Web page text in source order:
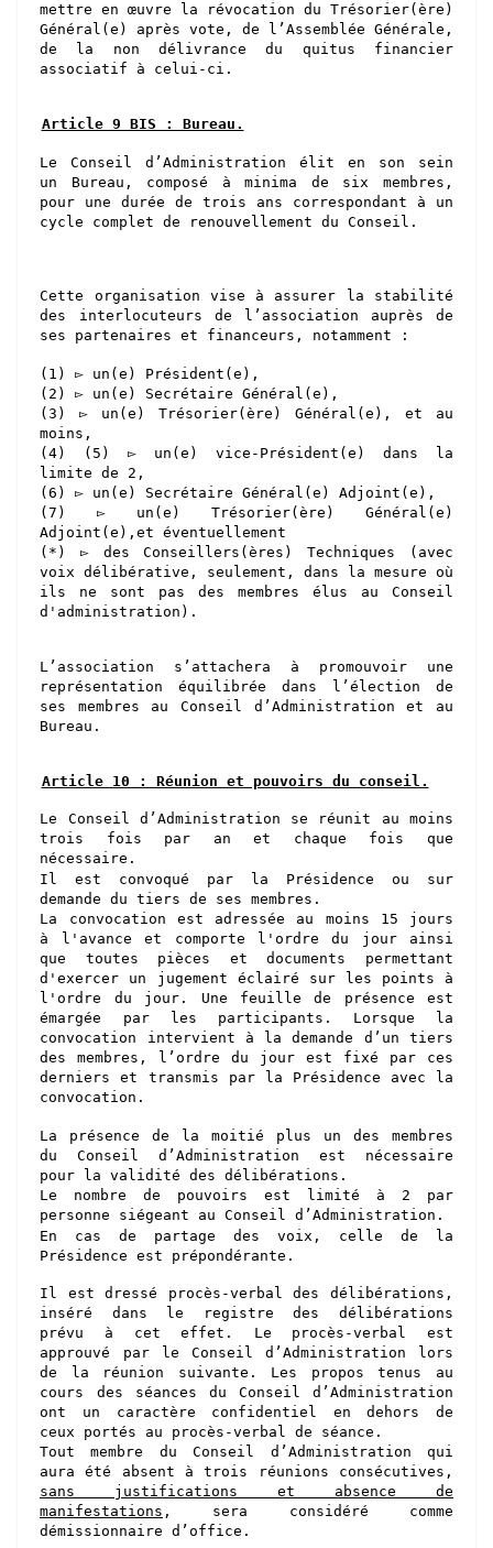
mettre en œuvre la révocation du Trésorier(ère)
Général(e) après vote, de l’Assemblée Générale,
de la non délivrance du quitus financier
associatif à celui-ci.
Article 9 BIS : Bureau.
Le Conseil d’Administration élit en son sein
un Bureau, composé à minima de six membres,
pour une durée de trois ans correspondant à un
cycle complet de renouvellement du Conseil.
Cette organisation vise à assurer la stabilité
des interlocuteurs de l’association auprès de
ses partenaires et financeurs, notamment :
(1) ▻ un(e) Président(e),
(2) ▻ un(e) Secrétaire Général(e),
(3) ▻ un(e) Trésorier(ère) Général(e), et au
moins,
(4) (5) ▻ un(e) vice-Président(e) dans la
limite de 2,
(6) ▻ un(e) Secrétaire Général(e) Adjoint(e),
(7) ▻ un(e) Trésorier(ère) Général(e)
Adjoint(e),et éventuellement
(*) ▻ des Conseillers(ères) Techniques (avec
voix délibérative, seulement, dans la mesure où
ils ne sont pas des membres élus au Conseil
d'administration).
L’association s’attachera à promouvoir une
représentation équilibrée dans l’élection de
ses membres au Conseil d’Administration et au
Bureau.
Article 10 : Réunion et pouvoirs du conseil.
Le Conseil d’Administration se réunit au moins
trois fois par an et chaque fois que
nécessaire.
Il est convoqué par
la Présidence ou sur
demande du tiers de ses membres.
La convocation est adressée au moins 15
jours
à l'avanceet comporte l'ordre du jour ainsi
que
toutes pièces et documents permettant
d'exercer un jugement éclairé sur les points à
l'ordre du jour. Une feuille de présence est
émargée par les participants. Lorsque la
convocation intervient à la demande d’un tiers
des membres, l’ordre du jour est fixé par ces
derniers et transmis par la Présidence avec la
convocation.
La présence de la moitié plus un des membres
du Conseil d’Administration est nécessaire
pour la validité des délibérations.
Le nombre de pouvoirs est limité à 2 par
personne siégeant auConseil d’Administration.
En cas de partage des voix, celle de la
Présidence est prépondérante.
Il est dressé procès-verbal des délibérations,
inséré dans le registre des délibérations
prévu à cet effet. Le procès-verbal est
approuvé par le Conseil d’Administration lors
de la réunion suivante. Les propos tenus au
cours des séances du Conseil d’Administration
ont un caractère confidentiel en dehors de
ceux portés au procès-verbal de séance.
Tout membre du Conseil d’Administration qui
aura été absent à trois réunions consécutives,
sans justifications et absence de
manifestations , sera considéré comme
démissionnaire d’office.